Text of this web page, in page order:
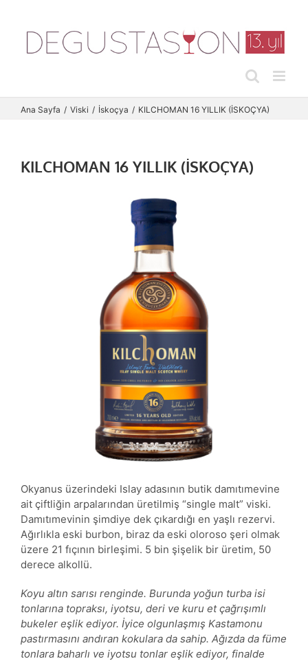
content
Ana Sayfa Viski İskoçya KILCHOMAN 16 YILLIK (İSKOÇYA)
KILCHOMAN 16 YILLIK (İSKOÇYA)
Okyanus üzerindeki Islay adasının butik damıtımevine
ait çiftliğin arpalarından üretilmiş “single malt” viski.
Damıtımevinin şimdiye dek çıkardığı en yaşlı rezervi.
Ağırlıkla eski burbon, biraz da eski oloroso şeri olmak
üzere 21 fıçının birleşimi. 5 bin şişelik bir üretim, 50
derece alkollü.
Koyu altın sarısı renginde. Burunda yoğun turba isi
tonlarına topraksı, iyotsu, deri ve kuru et çağrışımlı
bukeler eşlik ediyor. İyice olgunlaşmış Kastamonu
pastırmasını andıran kokulara da sahip. Ağızda da füme
tonlara baharlı ve iyotsu tonlar eşlik ediyor, finalde